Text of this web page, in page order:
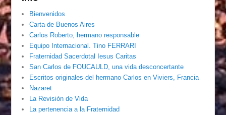
Bienvenidos
Carta de Buenos Aires
Carlos Roberto, hermano responsable
Equipo Internacional. Tino FERRARI
Fraternidad Sacerdotal Iesus Caritas
San Carlos de FOUCAULD, una vida desconcertante
Escritos originales del hermano Carlos en Viviers, Francia
Nazaret
La Revisión de Vida
La pertenencia a la Fraternidad